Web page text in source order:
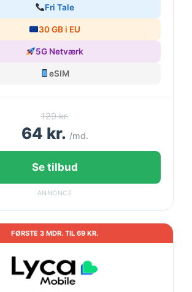
Fri Tale
30 GB i EU
5G Netværk
eSIM
129 kr.
64 kr. /md.
Se tilbud
ANNONCE
FØRSTE 3 MDR. TIL 69 KR.